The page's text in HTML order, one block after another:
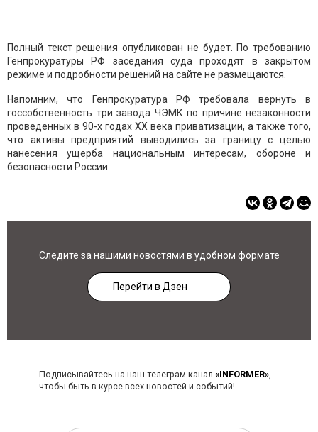
Полный текст решения опубликован не будет. По требованию
Генпрокуратуры РФ заседания суда проходят в закрытом
режиме и подробности решений на сайте не размещаются.
Напомним, что Генпрокуратура РФ требовала вернуть в
госсобственность три завода ЧЭМК по причине незаконности
проведенных в 90-х годах XX века приватизации, а также того,
что активы предприятий выводились за границу с целью
нанесения ущерба национальным интересам, обороне и
безопасности России.
Следите за нашими новостями в удобном формате
Перейти в Дзен
Подписывайтесь на наш телеграм-канал «INFORMER»,
чтобы быть в курсе всех новостей и событий!